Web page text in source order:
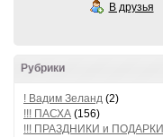
В друзья
Рубрики
! Вадим Зеланд (2)
!!! ПАСХА (156)
!!! ПРАЗДНИКИ и ПОДАРКИ